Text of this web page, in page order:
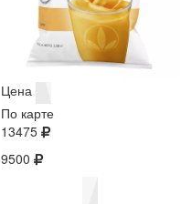
Цена
По карте
13475
9500